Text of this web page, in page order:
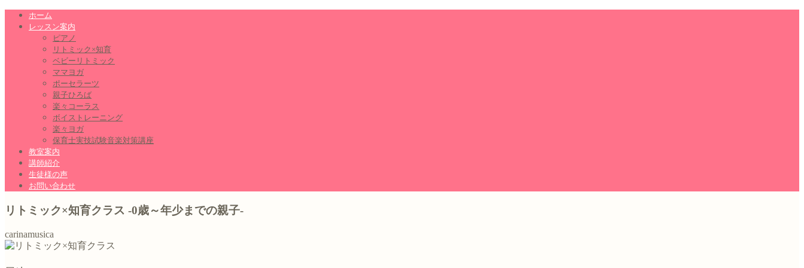
ホーム
レッスン案内
ピアノ
リトミック×知育
ベビーリトミック
ママヨガ
ポーセラーツ
親子ひろば
楽々コーラス
ボイストレーニング
楽々ヨガ
保育士実技試験音楽対策講座
教室案内
講師紹介
生徒様の声
お問い合わせ
リトミック×知育クラス -0歳～年少までの親子-
carinamusica